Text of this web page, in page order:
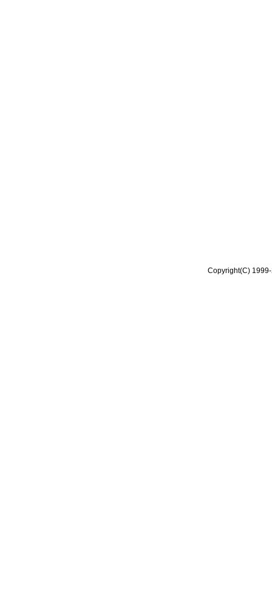
Copyright(C)